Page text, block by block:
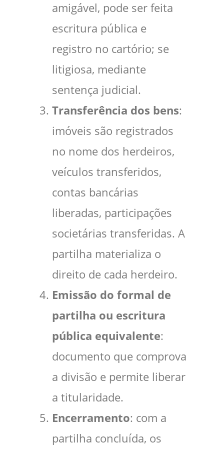
amigável, pode ser feita
escritura pública e
registro no cartório; se
litigiosa, mediante
sentença judicial.
Transferência dos bens:
imóveis são registrados
no nome dos herdeiros,
veículos transferidos,
contas bancárias
liberadas, participações
societárias transferidas. A
partilha materializa o
direito de cada herdeiro.
Emissão do formal de
partilha ou escritura
pública equivalente:
documento que comprova
a divisão e permite liberar
a titularidade.
Encerramento: com a
partilha concluída, os